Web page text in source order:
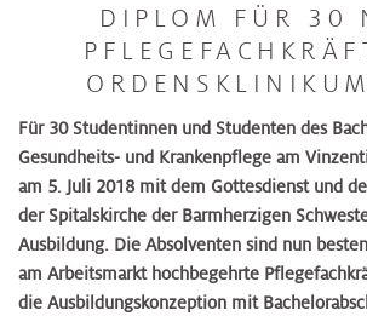
DIPLOM FÜR 30
Für 30 Studentinnen und Studenten des
Gesundheits- und Krankenpflege am
am 5. Juli 2018 mit dem Gottesdienst und
der Spitalskirche der Barmherzigen
Ausbildung. Die Absolventen sind nun
am Arbeitsmarkt hochbegehrte
die Ausbildungskonzeption mit